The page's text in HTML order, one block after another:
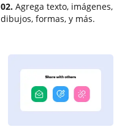
02. Agrega texto, imágenes,
dibujos, formas, y más.